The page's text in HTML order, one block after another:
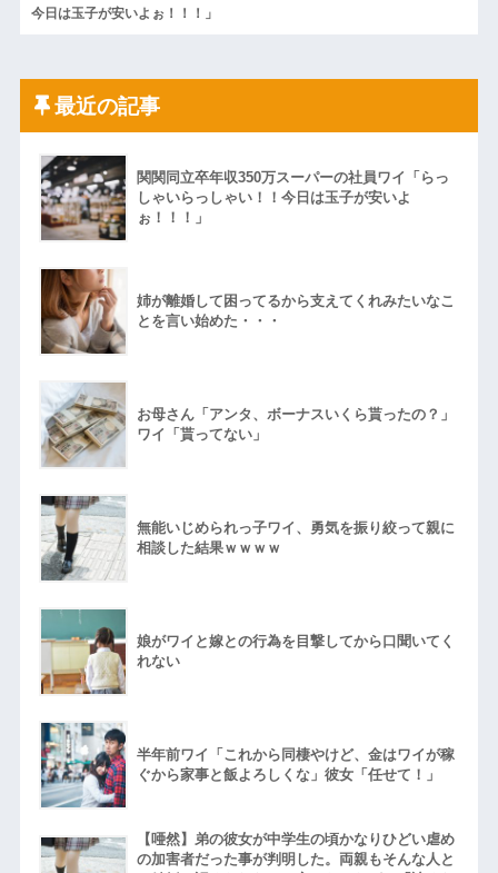
今日は玉子が安いよぉ！！！」
最近の記事
関関同立卒年収350万スーパーの社員ワイ「らっ
しゃいらっしゃい！！今日は玉子が安いよ
ぉ！！！」
姉が離婚して困ってるから支えてくれみたいなこ
とを言い始めた・・・
お母さん「アンタ、ボーナスいくら貰ったの？」
ワイ「貰ってない」
無能いじめられっ子ワイ、勇気を振り絞って親に
相談した結果ｗｗｗｗ
娘がワイと嫁との行為を目撃してから口聞いてく
れない
半年前ワイ「これから同棲やけど、金はワイが稼
ぐから家事と飯よろしくな」彼女「任せて！」
【唖然】弟の彼女が中学生の頃かなりひどい虐め
の加害者だった事が判明した。両親もそんな人と